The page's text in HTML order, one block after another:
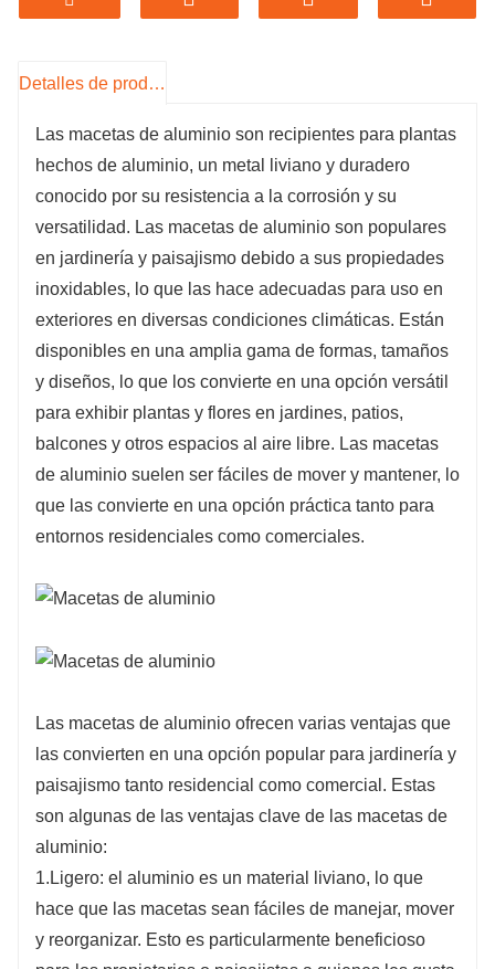
elegantes, que van desde brillantes hasta mate,
cualquier espacio. Vienen en una variedad de
versátil en diferentes entornos, ya sea un
pequeño balcón, un patio espacioso o incluso
interiores.
Detalles de producto
Las macetas de aluminio son recipientes para plantas
hechos de aluminio, un metal liviano y duradero
conocido por su resistencia a la corrosión y su
versatilidad. Las macetas de aluminio son populares
en jardinería y paisajismo debido a sus propiedades
inoxidables, lo que las hace adecuadas para uso en
exteriores en diversas condiciones climáticas. Están
disponibles en una amplia gama de formas, tamaños
y diseños, lo que los convierte en una opción versátil
para exhibir plantas y flores en jardines, patios,
balcones y otros espacios al aire libre. Las macetas
de aluminio suelen ser fáciles de mover y mantener, lo
que las convierte en una opción práctica tanto para
entornos residenciales como comerciales.
Las macetas de aluminio ofrecen varias ventajas que
las convierten en una opción popular para jardinería y
paisajismo tanto residencial como comercial. Estas
son algunas de las ventajas clave de las macetas de
aluminio:
1.Ligero: el aluminio es un material liviano, lo que
hace que las macetas sean fáciles de manejar, mover
y reorganizar. Esto es particularmente beneficioso